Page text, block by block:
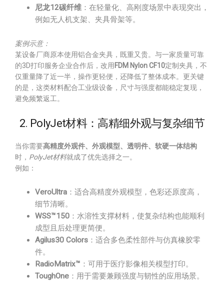
尼龙12碳纤维 ：在轻量化、高刚度场景中表现突出，
例如无人机支架、夹具骨架等。
案例示意：
某设备厂商原本使用铝合金夹具，既重又贵。与一家质量可靠
的3D打印服务企业合作后，改用 FDM Nylon CF10定制夹具，不
仅重量降了近一半，操作更轻便，还降低了整体成本。更关键
的是，这类材料配合工业级设备，尺寸与强度都能稳定复现，
避免频繁返工。
2. PolyJet材料：高精细外观与复杂细节
当你需要高精度外观件、外观模型、透明件、软硬一体结构
时， PolyJet材料就成了优先选择之一。
例如：
VeroUltra ：适合高精度外观模型，色彩还原度高，
细节清晰。
WSS™150 ：水溶性支撑材料，使复杂结构也能顺利
成型且后处理更简便。
Agilus30 Colors ：适合多色柔性部件与仿真橡胶零
件。
RadioMatrix™ ：可用于医疗影像相关模型打印。
ToughOne ：用于需要兼顾强度与韧性的应用场景。